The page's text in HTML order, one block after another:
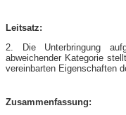
Leitsatz:
2. Die Unterbringung
abweichender Kategorie
vereinbarten Eigenschaften
Zusammenfassung: